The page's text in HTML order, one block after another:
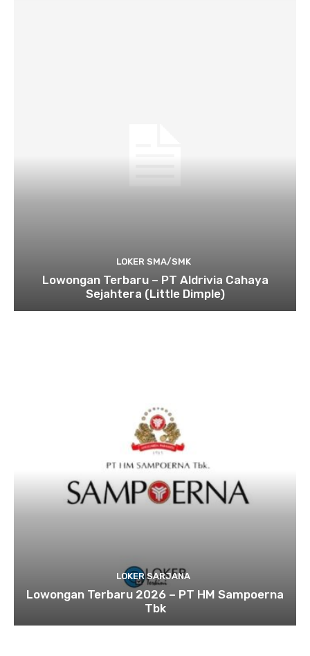
LOKER SMA/SMK
Lowongan Terbaru – PT Aldrivia Cahaya
Sejahtera (Little Dimple)
LOKER SARJANA
Lowongan Terbaru 2026 – PT HM Sampoerna
Tbk